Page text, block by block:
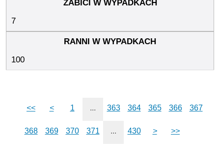
7
100
<< < 1 ... 363 364 365 366 367
368 369 370 371 ... 430 > >>